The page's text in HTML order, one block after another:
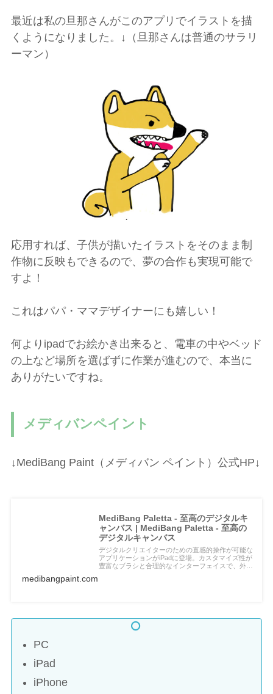
最近は私の旦那さんがこのアプリでイラストを描
くようになりました。↓（旦那さんは普通のサラリ
ーマン）
応用すれば、子供が描いたイラストをそのまま制
作物に反映もできるので、夢の合作も実現可能で
すよ！
これはパパ・ママデザイナーにも嬉しい！
何よりipadでお絵かき出来ると、電車の中やベッド
の上など場所を選ばずに作業が進むので、本当に
ありがたいですね。
メディバンペイント
↓MediBang Paint（メディバン ペイント）公式HP↓
MediBang Paletta - 至高のデジタルキ
ャンバス | MediBang Paletta - 至高の
デジタルキャンバス
デジタルクリエイターのための直感的操作が可能な
アプリケーションがiPadに登場。カスタマイズ性が
豊富なブラシと合理的なインターフェイスで、外出
medibangpaint.com
PC
iPad
iPhone